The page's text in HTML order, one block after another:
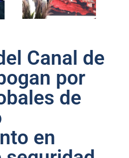
Canal de
por
de
en